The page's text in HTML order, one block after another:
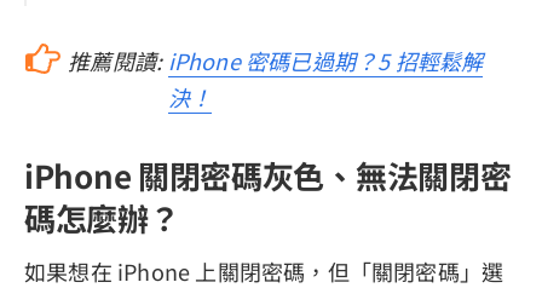
推薦閱讀: iPhone 密碼已過期？5 招輕鬆解
決！
iPhone 關閉密碼灰色、無法關閉密
碼怎麼辦？
如果想在 iPhone 上關閉密碼，但「關閉密碼」選